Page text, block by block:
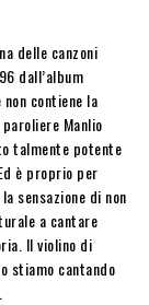
delle canzoni
dall’album
non contiene la
Manlio
talmente potente
è proprio per
sensazione di non
a cantare
Il violino di
stiamo cantando